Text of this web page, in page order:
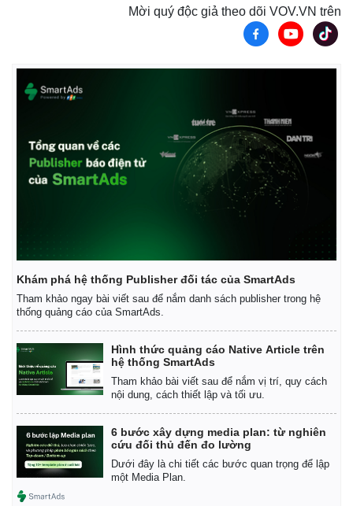
Mời quý độc giả theo dõi VOV.VN trên
Khám phá hệ thống Publisher đối tác của SmartAds
Tham khảo ngay bài viết sau để nắm danh sách publisher trong hệ
thống quảng cáo của SmartAds.
Hình thức quảng cáo Native Article trên
hệ thống SmartAds
Tham khảo bài viết sau để nắm vị trí, quy cách
nội dung, cách thiết lập và tối ưu.
6 bước xây dựng media plan: từ nghiên
cứu đối thủ đến đo lường
Dưới đây là chi tiết các bước quan trọng để lập
một Media Plan.